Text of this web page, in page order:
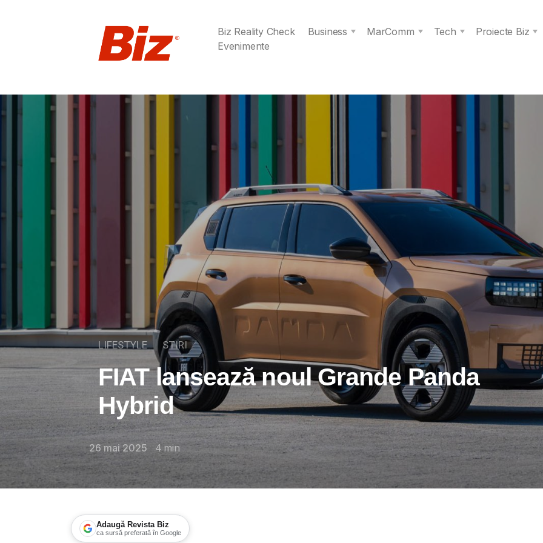
Biz Reality Check Business MarComm Tech
Proiecte Biz
Evenimente
LIFESTYLE STIRI
FIAT lansează noul Grande Panda
Hybrid
26 mai 2025 4 min
Adaugă Revista Biz
ca sursă preferată în Google